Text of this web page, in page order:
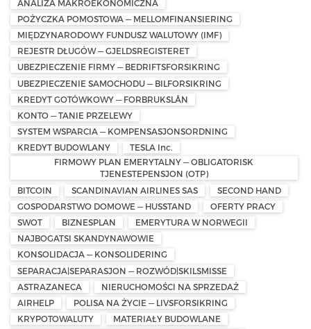
ANALIZA MAKROEKONOMICZNA
POŻYCZKA POMOSTOWA — MELLOMFINANSIERING
MIĘDZYNARODOWY FUNDUSZ WALUTOWY (IMF)
REJESTR DŁUGÓW — GJELDSREGISTERET
UBEZPIECZENIE FIRMY — BEDRIFTSFORSIKRING
UBEZPIECZENIE SAMOCHODU — BILFORSIKRING
KREDYT GOTÓWKOWY — FORBRUKSLÅN
KONTO — TANIE PRZELEWY
SYSTEM WSPARCIA — KOMPENSASJONSORDNING
KREDYT BUDOWLANY
TESLA Inc.
FIRMOWY PLAN EMERYTALNY — OBLIGATORISK
TJENESTEPENSJON (OTP)
BITCOIN
SCANDINAVIAN AIRLINES SAS
SECOND HAND
GOSPODARSTWO DOMOWE — HUSSTAND
OFERTY PRACY
SWOT
BIZNESPLAN
EMERYTURA W NORWEGII
NAJBOGATSI SKANDYNAWOWIE
KONSOLIDACJA — KONSOLIDERING
SEPARACJA|SEPARASJON — ROZWÓD|SKILSMISSE
ASTRAZANECA
NIERUCHOMOŚCI NA SPRZEDAŻ
AIRHELP
POLISA NA ŻYCIE — LIVSFORSIKRING
KRYPOTOWALUTY
MATERIAŁY BUDOWLANE